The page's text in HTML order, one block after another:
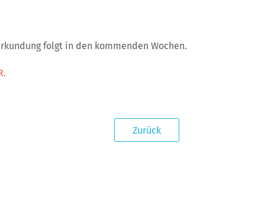
folgt in den kommenden Wochen.
Zurück